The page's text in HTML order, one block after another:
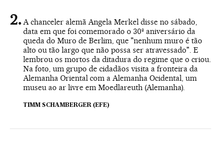
A chanceler alemã Angela Merkel disse no sábado,
data em que foi comemorado o 30º aniversário da
queda do Muro de Berlim, que "nenhum muro é tão
alto ou tão largo que não possa ser atravessado". E
lembrou os mortos da ditadura do regime que o criou.
Na foto, um grupo de cidadãos visita a fronteira da
Alemanha Oriental com a Alemanha Ocidental, um
museu ao ar livre em Moedlareuth (Alemanha).
TIMM SCHAMBERGER (EFE)